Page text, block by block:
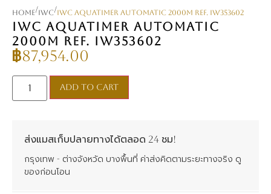
Home/IWC/IWC Aquatimer Automatic 2000m Ref. IW353602
IWC AQUATIMER AUTOMATIC
2000M REF. IW353602
฿87,954.00
Add to cart
ส่งแมสเก็บปลายทางได้ตลอด 24 ชม!
กรุงเทพ - ต่างจังหวัด บางพื้นที่ ค่าส่งคิดตามระยะทางจริง ดู
ของก่อนโอน